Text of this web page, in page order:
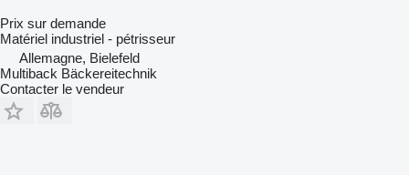
Prix sur demande
Matériel industriel - pétrisseur
Allemagne, Bielefeld
Multiback Bäckereitechnik
Contacter le vendeur